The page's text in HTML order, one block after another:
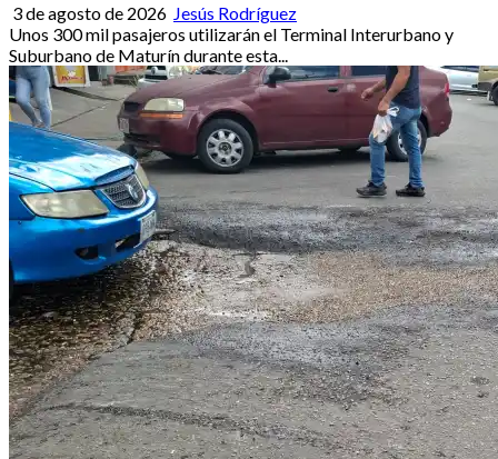
3 de agosto de 2026 Jesús Rodríguez
Unos 300 mil pasajeros utilizarán el Terminal Interurbano y
Suburbano de Maturín durante esta...